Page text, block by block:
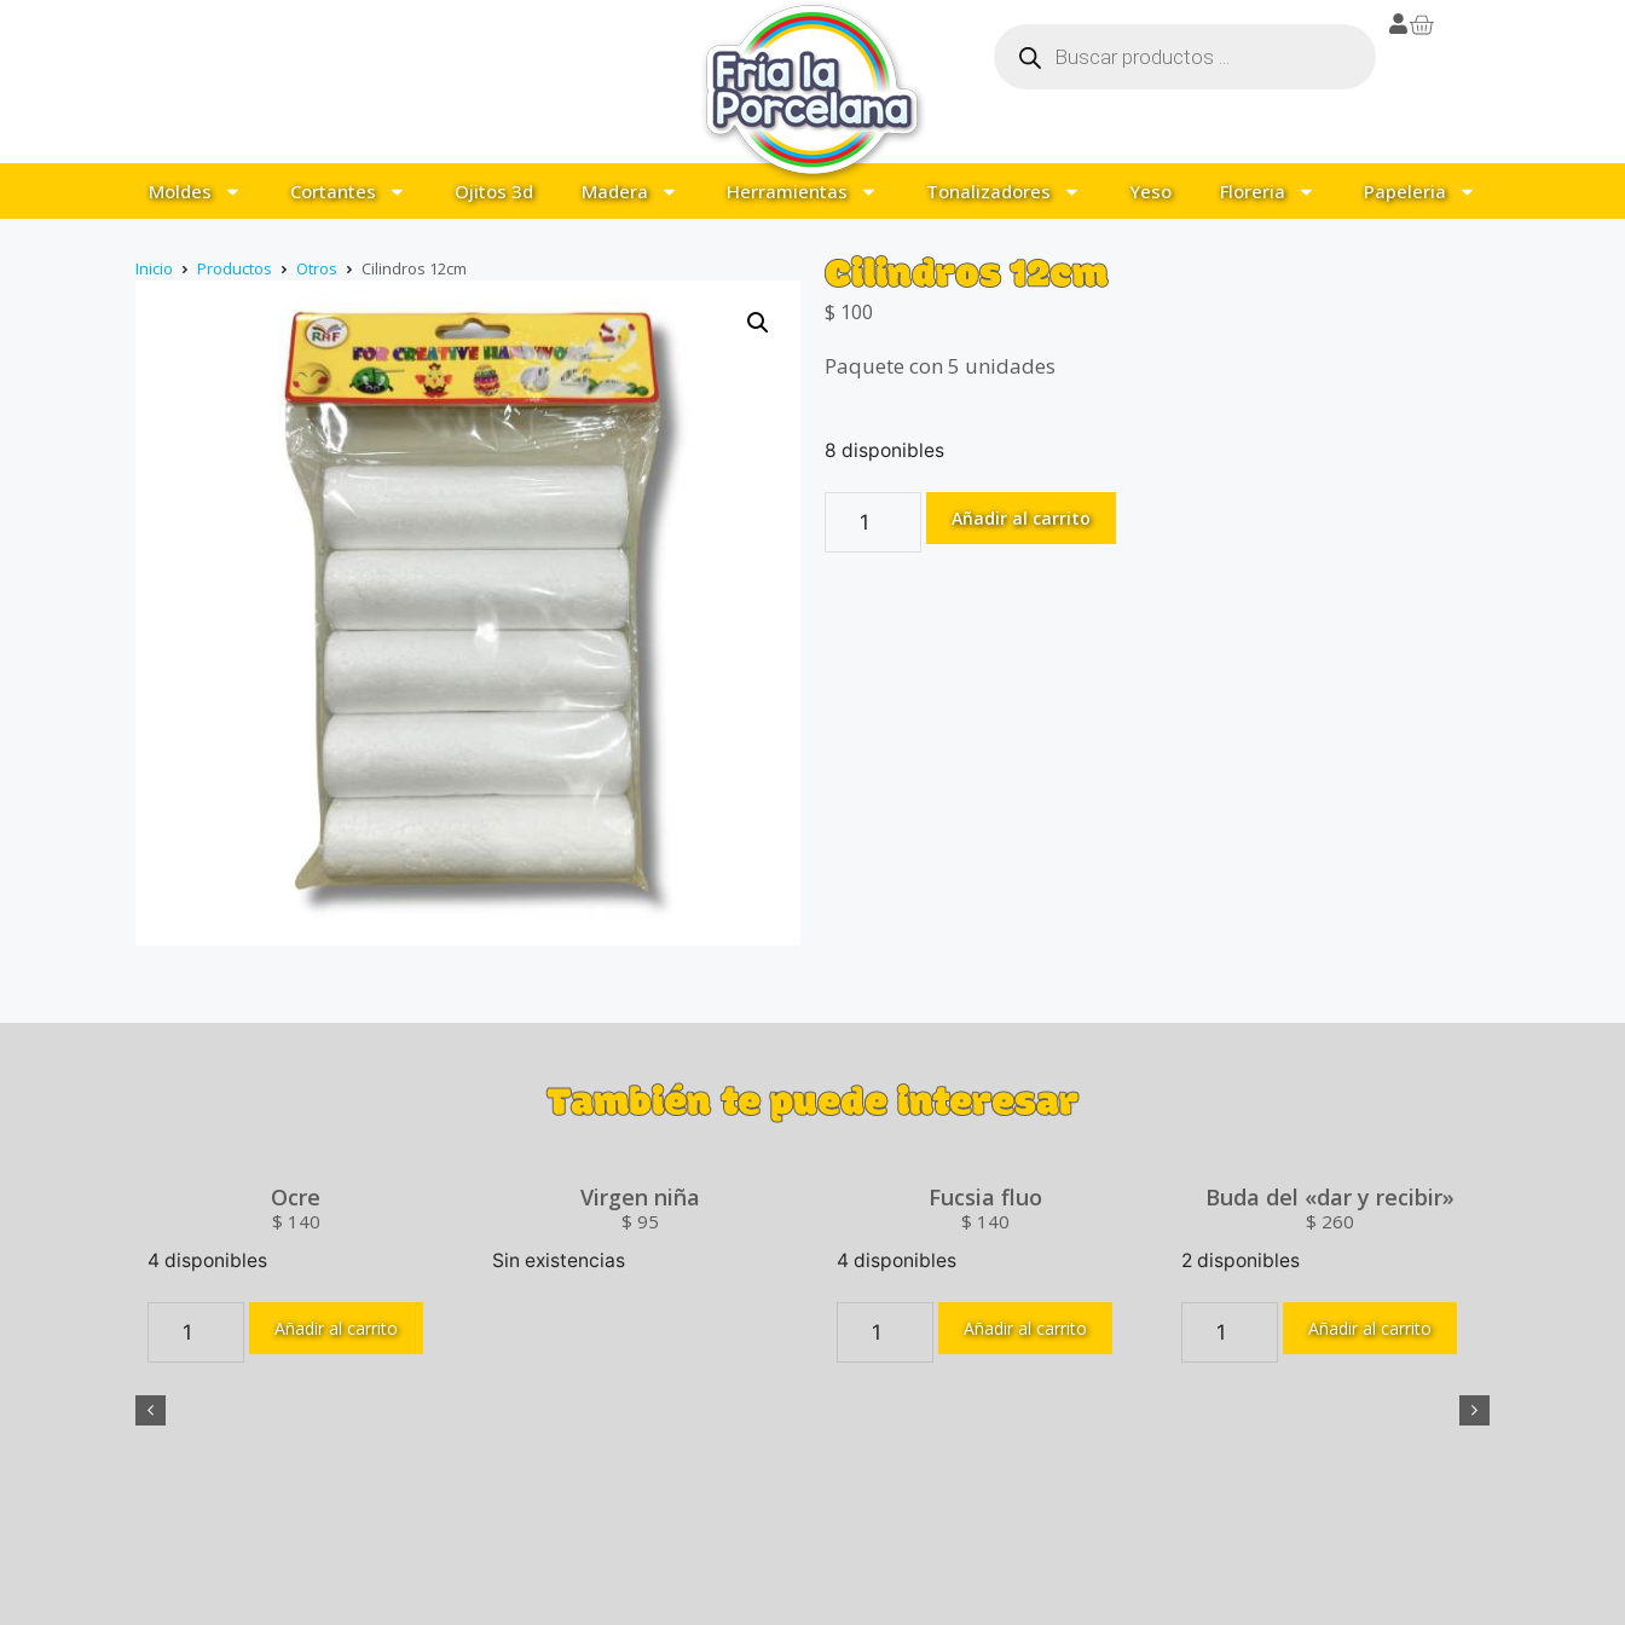
Moldes Cortantes Ojitos 3d Madera Herramientas Tonalizadores Yeso Floreria Papeleria
Inicio Productos Otros Cilindros 12cm Cilindros 12cm
$ 100
Paquete con 5 unidades
8 disponibles
Añadir al carrito
También te puede interesar
Ocre
$ 140
4 disponibles
Añadir al carrito
Virgen niña
$ 95
Sin existencias
Fucsia fluo
$ 140
4 disponibles
Añadir al carrito
Buda del «dar y recibir»
$ 260
2 disponibles
Añadir al carrito